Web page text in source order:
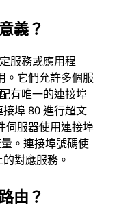
義？
服務或應用程
。它們允許多個服
有唯一的連接埠
埠 80 進行超文
伺服器使用連接埠
。連接埠號碼使
對應服務。
由？